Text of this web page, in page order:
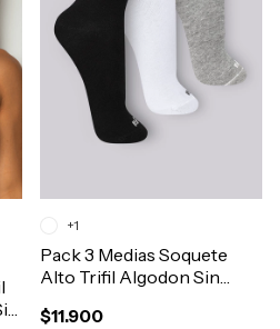
Pack 3 Medias Soquete
Alto Trifil Algodon Sin
$11.900
+1